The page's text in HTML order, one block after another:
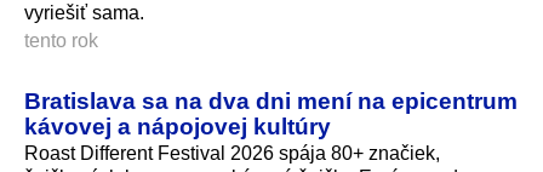
vyriešiť sama.
tento rok
Bratislava sa na dva dni mení na epicentrum
kávovej a nápojovej kultúry
Roast Different Festival 2026 spája 80+ značiek,